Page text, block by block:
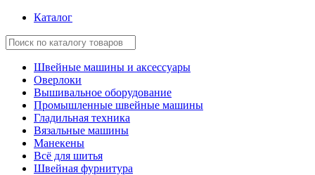
Каталог
Швейные машины и аксессуары
Оверлоки
Вышивальное оборудование
Промышленные швейные машины
Гладильная техника
Вязальные машины
Манекены
Всё для шитья
Швейная фурнитура